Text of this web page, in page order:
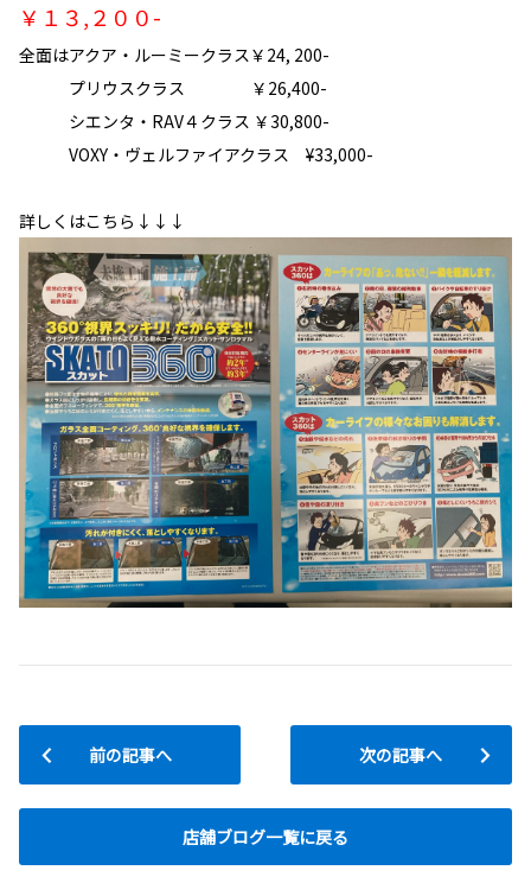
￥１３,２００-
全面はアクア・ルーミークラス￥24, 200-
プリウスクラス ￥26,400-
シエンタ・RAV４クラス ￥30,800-
VOXY・ヴェルファイアクラス ¥33,000-
詳しくはこちら↓↓↓
前の記事へ
店舗ブログ一覧に戻る
次の記事へ